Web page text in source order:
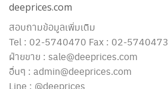
deeprices.com
สอบถามข้อมูลเพิ่มเติม
Tel : 02-5740470 Fax : 02-5740473
ฝ่ายขาย : sale@deeprices.com
อื่นๆ : admin@deeprices.com
Line : @deeprices